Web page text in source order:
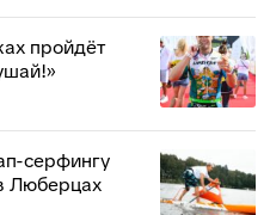
пройдёт
серфингу
Люберцах